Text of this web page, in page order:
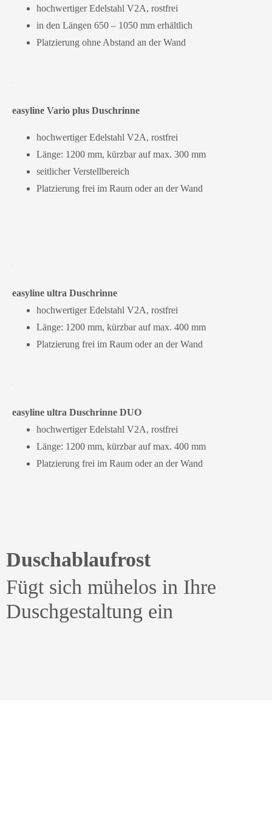
hochwertiger Edelstahl V2A, rostfrei
in den Längen 650 – 1050 mm erhältlich
Platzierung ohne Abstand an der Wand
easyline Vario plus Duschrinne
hochwertiger Edelstahl V2A, rostfrei
Länge: 1200 mm, kürzbar auf max. 300 mm
seitlicher Verstellbereich
Platzierung frei im Raum oder an der Wand
easyline ultra Duschrinne
hochwertiger Edelstahl V2A, rostfrei
Länge: 1200 mm, kürzbar auf max. 400 mm
Platzierung frei im Raum oder an der Wand
easyline ultra Duschrinne DUO
hochwertiger Edelstahl V2A, rostfrei
Länge: 1200 mm, kürzbar auf max. 400 mm
Platzierung frei im Raum oder an der Wand
Duschablaufrost
Fügt sich mühelos in Ihre
Duschgestaltung ein